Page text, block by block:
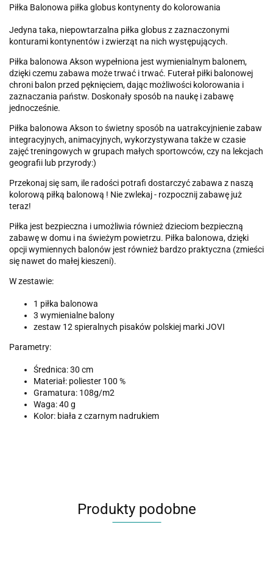
Piłka Balonowa piłka globus kontynenty do kolorowania
Jedyna taka, niepowtarzalna piłka globus z zaznaczonymi
konturami kontynentów i zwierząt na nich występujących.
Piłka balonowa Akson wypełniona jest wymienialnym balonem,
dzięki czemu zabawa może trwać i trwać. Futerał piłki balonowej
chroni balon przed pęknięciem, dając możliwości kolorowania i
zaznaczania państw. Doskonały sposób na naukę i zabawę
jednocześnie.
Piłka balonowa Akson to świetny sposób na uatrakcyjnienie zabaw
integracyjnych, animacyjnych, wykorzystywana także w czasie
zajęć treningowych w grupach małych sportowców, czy na lekcjach
geografii lub przyrody:)
Przekonaj się sam, ile radości potrafi dostarczyć zabawa z naszą
kolorową piłką balonową ! Nie zwlekaj - rozpocznij zabawę już
teraz!
Piłka jest bezpieczna i umożliwia również dzieciom bezpieczną
zabawę w domu i na świeżym powietrzu. Piłka balonowa, dzięki
opcji wymiennych balonów jest również bardzo praktyczna (zmieści
się nawet do małej kieszeni).
W zestawie:
1 piłka balonowa
3 wymienialne balony
zestaw 12 spieralnych pisaków polskiej marki JOVI
Parametry:
Średnica: 30 cm
Materiał: poliester 100 %
Gramatura: 108g/m2
Waga: 40 g
Kolor: biała z czarnym nadrukiem
Produkty podobne